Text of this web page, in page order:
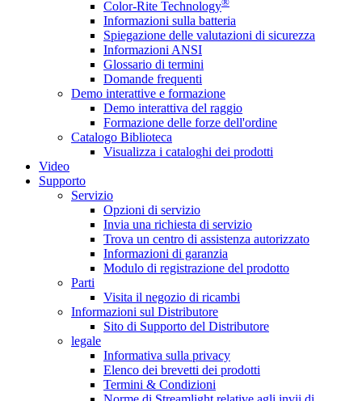
Color-Rite Technology
Informazioni sulla batteria
Spiegazione delle valutazioni di sicurezza
Informazioni ANSI
Glossario di termini
Domande frequenti
Demo interattive e formazione
Demo interattiva del raggio
Formazione delle forze dell'ordine
Catalogo Biblioteca
Visualizza i cataloghi dei prodotti
Video
Supporto
Servizio
Opzioni di servizio
Invia una richiesta di servizio
Trova un centro di assistenza autorizzato
Informazioni di garanzia
Modulo di registrazione del prodotto
Parti
Visita il negozio di ricambi
Informazioni sul Distributore
Sito di Supporto del Distributore
legale
Informativa sulla privacy
Elenco dei brevetti dei prodotti
Termini & Condizioni